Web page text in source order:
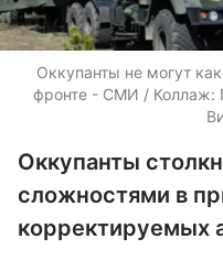
Оккупанты не могут
фронте - СМИ / Коллаж:
Оккупанты
сложностями в
корректируемых